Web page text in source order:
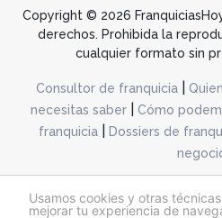
Usamos cookies y otras
mejorar tu experiencia de
Copyright © 2026
derechos. Prohibida la
cualquier formato sin
Consultor de franquicia
necesitas saber
Cómo
franquicia| Dossiers de